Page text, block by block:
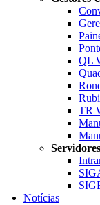
QL
TR
Notícias